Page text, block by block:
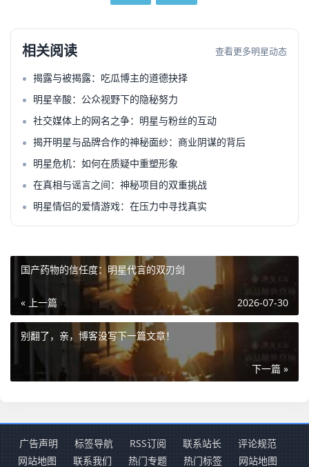
相关阅读 查看更多明星动态
揭露与被揭露：吃瓜博主的道德抉择
明星辛酸：公众视野下的隐秘努力
社交媒体上的网名之争：明星与粉丝的互动
揭开明星与品牌合作的神秘面纱：商业阴谋的背后
明星危机：如何在质疑中重塑形象
在真相与谣言之间：神秘项目的双重挑战
明星情侣的爱情游戏：在压力中寻找真实
国产药物的信任度：明星代言的双刃剑
« 上一篇 2026-07-30
别翻了，亲，博客没写下一篇文章！
下一篇 »
广告声明 标签导航 RSS订阅 联系站长
评论规范
网站地图
联系我们 热门专题 热门标签 网站地图